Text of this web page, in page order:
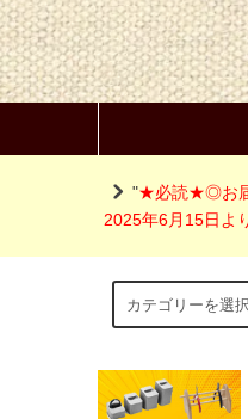
"★必読★◎お
2025年6月15日よ